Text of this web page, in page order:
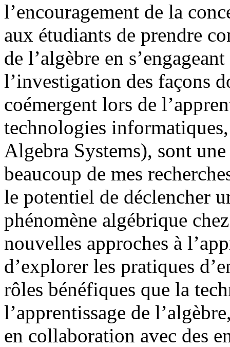
l’encouragement de la
aux étudiants de prendre
de l’algèbre en
l’investigation des façons
coémergent lors de
technologies
Algebra Systems), sont
beaucoup de mes
le potentiel de déclencher
phénomène algébrique
nouvelles approches à
d’explorer les pratiques
rôles bénéfiques que la
l’apprentissage de
en collaboration avec des